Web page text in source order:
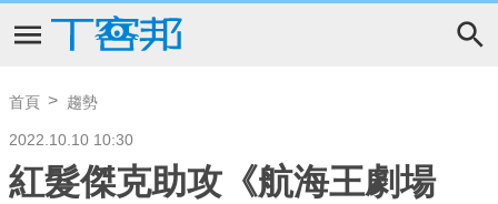
首頁 趨勢
2022.10.10 10:30
紅髮傑克助攻《航海王劇場